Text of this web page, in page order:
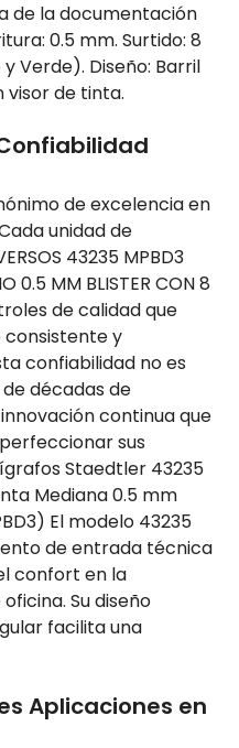
de la documentación
0.5 mm. Surtido: 8
y Verde). Diseño: Barril
de tinta.
Confiabilidad
de excelencia en
unidad de
43235 MPBD3
0.5 MM BLISTER CON 8
de calidad que
y
confiabilidad no es
décadas de
continua que
perfeccionar sus
Staedtler 43235
Mediana 0.5 mm
El modelo 43235
de entrada técnica
confort en la
Su diseño
facilita una
Aplicaciones en